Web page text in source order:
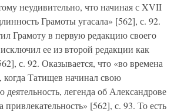
неудивительно, что начиная с XVII
Грамоты угасала» [562], с. 92.
Грамоту в первую редакцию своего
ее из второй редакции как
с. 92. Оказывается, что «во времена
когда Татищев начинал свою
деятельность, легенда об Александрове
привлекательность» [562], с. 93. То есть